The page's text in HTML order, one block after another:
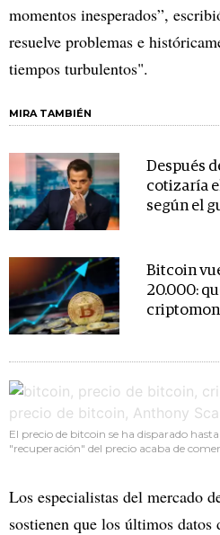
momentos inesperados”,
resuelve problemas e
tiempos turbulentos".
MIRA TAMBIÉN
Después
cotizaría
según el
Bitcoin
20.000:
El precio de bitcoin se ha disparado
"recuperación" del precio acaba de
Los especialistas del mercado
sostienen que los últimos datos